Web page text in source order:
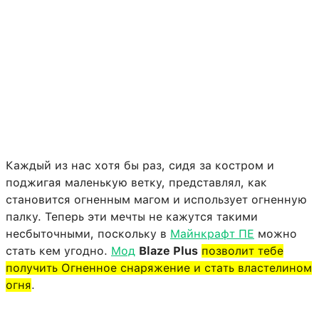
Каждый из нас хотя бы раз, сидя за костром и
поджигая маленькую ветку, представлял, как
становится огненным магом и использует огненную
палку. Теперь эти мечты не кажутся такими
несбыточными, поскольку в Майнкрафт ПЕ можно
стать кем угодно. Мод Blaze Plus позволит тебе
получить Огненное снаряжение и стать властелином
огня.